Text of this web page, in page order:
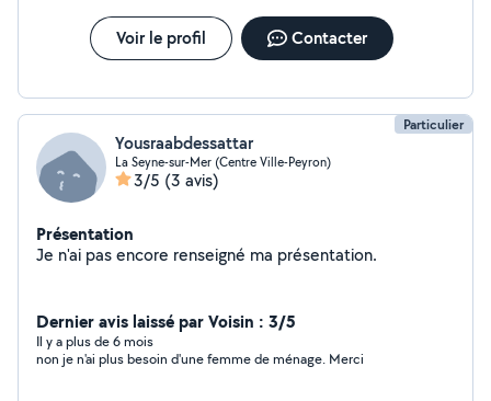
Voir le profil Contacter
Particulier
Yousraabdessattar
La Seyne-sur-Mer (Centre Ville-Peyron)
3/5 (3 avis)
Présentation
Je n'ai pas encore renseigné ma présentation.
Dernier avis laissé par Voisin : 3/5
Il y a plus de 6 mois
non je n'ai plus besoin d'une femme de ménage. Merci